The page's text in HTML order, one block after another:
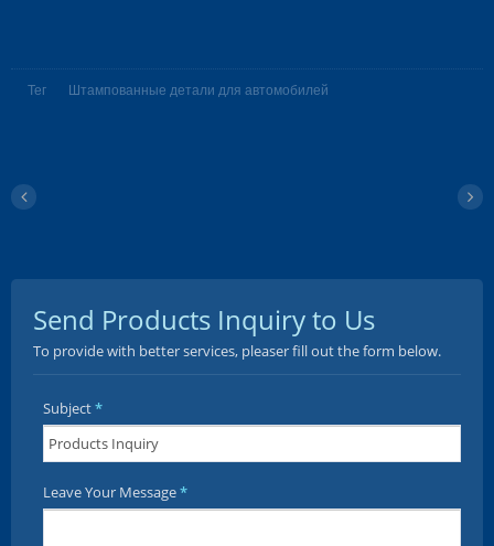
Тег Штампованные детали для автомобилей